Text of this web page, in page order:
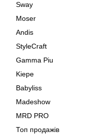
Sway
Moser
Andis
StyleCraft
Gamma Piu
Kiepe
Babyliss
Madeshow
MRD PRO
Топ продажів